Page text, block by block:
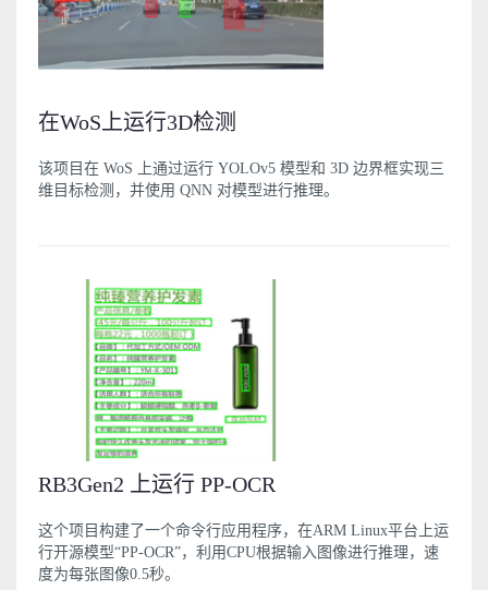
在WoS上运行3D检测
该项目在 WoS 上通过运行 YOLOv5 模型和 3D 边界框实现三
维目标检测，并使用 QNN 对模型进行推理。
RB3Gen2 上运行 PP-OCR
这个项目构建了一个命令行应用程序，在ARM Linux平台上运
行开源模型“PP-OCR”，利用CPU根据输入图像进行推理，速
度为每张图像0.5秒。